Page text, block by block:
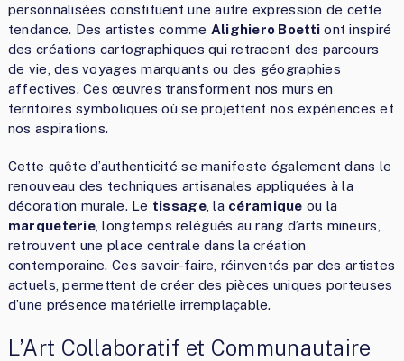
personnalisées constituent une autre expression de cette
tendance. Des artistes comme Alighiero Boetti ont inspiré
des créations cartographiques qui retracent des parcours
de vie, des voyages marquants ou des géographies
affectives. Ces œuvres transforment nos murs en
territoires symboliques où se projettent nos expériences et
nos aspirations.
Cette quête d’authenticité se manifeste également dans le
renouveau des techniques artisanales appliquées à la
décoration murale. Le tissage, la céramique ou la
marqueterie, longtemps relégués au rang d’arts mineurs,
retrouvent une place centrale dans la création
contemporaine. Ces savoir-faire, réinventés par des artistes
actuels, permettent de créer des pièces uniques porteuses
d’une présence matérielle irremplaçable.
L’Art Collaboratif et Communautaire